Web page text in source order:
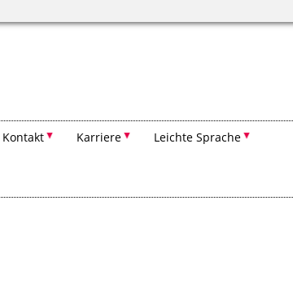
Kontakt Karriere Leichte Sprache